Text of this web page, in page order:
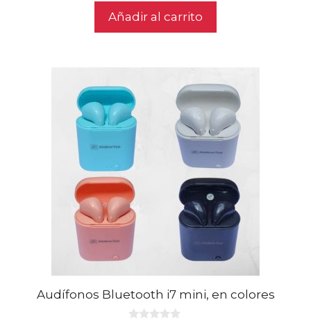
Añadir al carrito
Audífonos Bluetooth i7 mini, en colores